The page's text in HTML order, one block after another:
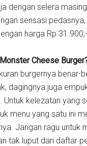
dengan selera
sensasi
harga Rp
Monster Cheese
burgernya benar-
dagingnya juga
Untuk kelezatan yang
menu yang satu ini
Jangan ragu untuk
tak luput dari daftar